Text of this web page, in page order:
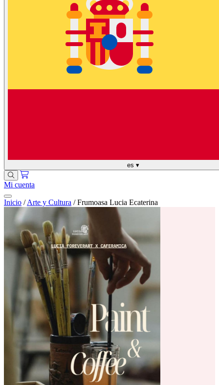
es ▾
Mi cuenta
Inicio / Arte y Cultura / Frumoasa Lucia Ecaterina